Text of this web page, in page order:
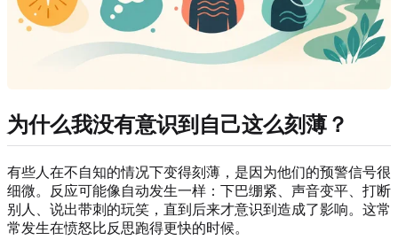
为什么我没有意识到自己这么刻薄？
有些人在不自知的情况下变得刻薄，是因为他们的预警信号很
细微。反应可能像自动发生一样：下巴绷紧、声音变平、打断
别人、说出带刺的玩笑，直到后来才意识到造成了影响。这常
常发生在愤怒比反思跑得更快的时候。